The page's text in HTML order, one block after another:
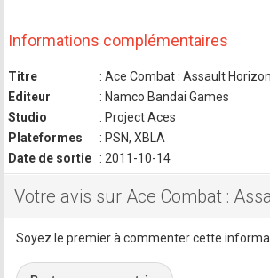
Informations complémentaires
Titre
: Ace Combat : Assault Horizon
Editeur
: Namco Bandai Games
Studio
: Project Aces
Plateformes
: PSN, XBLA
Date de sortie
: 2011-10-14
Votre avis sur Ace Combat :
Soyez le premier à commenter cette